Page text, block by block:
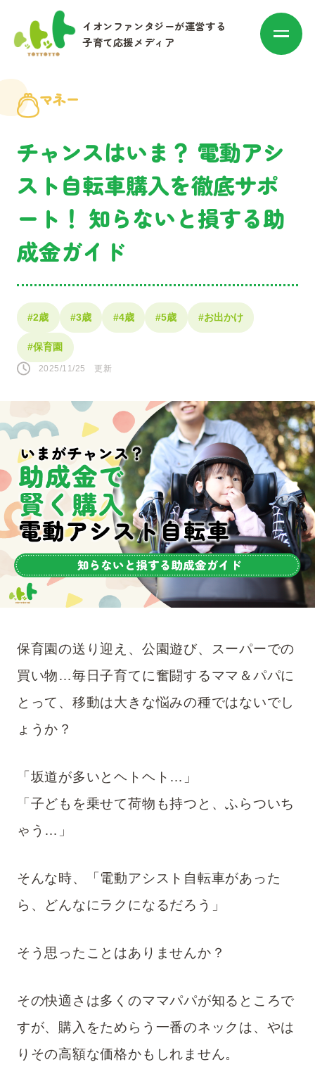
イオンファンタジーが運営する
子育て応援メディア
カテゴリ別に探す
マネー
その他
人気のキーワード
#0歳 #接し方 #悩み #寝かしつけ
#1歳 #行事・イベント #赤ちゃん
#育児の不安 #お祝い #お世話
#おうち遊び #コミュニケーション
#パパ #夜泣き
SNS
ツイート
マネー
チャンスはいま？ 電動アシ
スト自転車購入を徹底サポ
ート！ 知らないと損する助
成金ガイド
#2歳 #3歳 #4歳 #5歳 #お出かけ
#保育園
2025/11/25 更新
保育園の送り迎え、公園遊び、スーパーでの
買い物…毎日子育てに奮闘するママ＆パパに
とって、移動は大きな悩みの種ではないでし
ょうか？
「坂道が多いとヘトヘト…」
「子どもを乗せて荷物も持つと、ふらついち
ゃう…」
そんな時、「電動アシスト自転車があった
ら、どんなにラクになるだろう」
そう思ったことはありませんか？
その快適さは多くのママパパが知るところで
すが、購入をためらう一番のネックは、やは
りその高額な価格かもしれません。